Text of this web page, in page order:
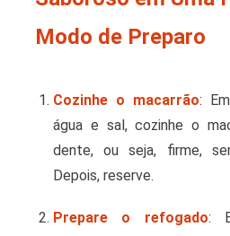
Modo de Preparo
Cozinhe o macarrão:
água e sal, cozinhe o
dente, ou seja, firme,
Depois, reserve.
Prepare o refogado: